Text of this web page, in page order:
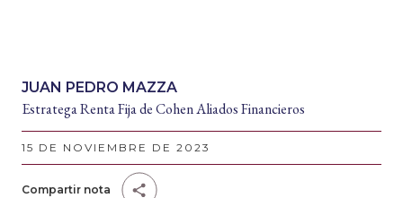
JUAN PEDRO MAZZA
Estratega Renta Fija de Cohen Aliados Financieros
15 DE NOVIEMBRE DE 2023
Compartir nota